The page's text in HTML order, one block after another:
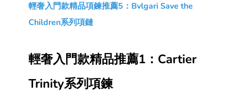
輕奢入門款精品項鍊推薦5：Bvlgari Save the
Children系列項鏈
輕奢入門款精品推薦1：Cartier
Trinity系列項鍊